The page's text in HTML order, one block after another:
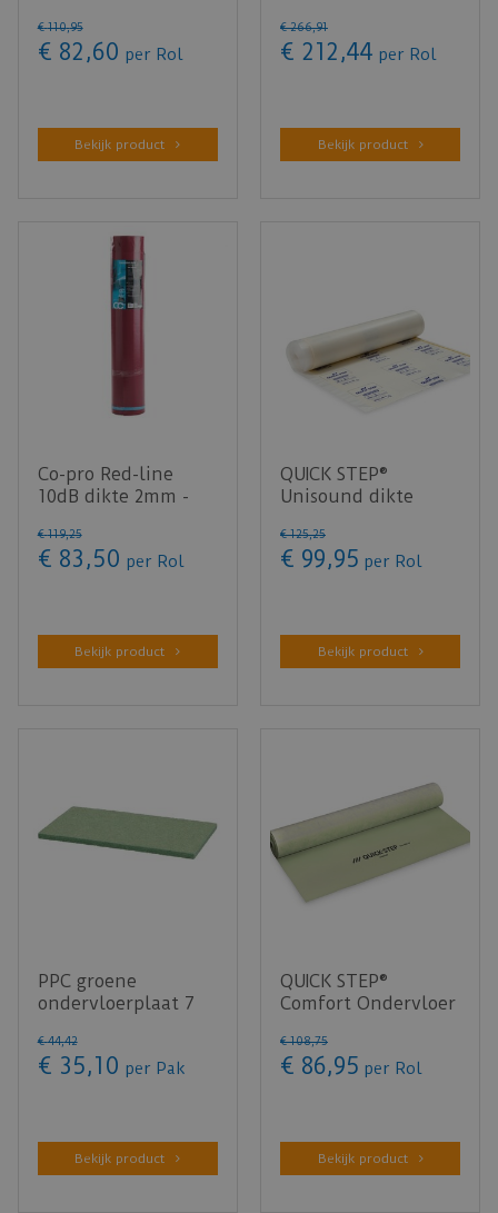
€ 110,95
€ 82 ,60 per Rol
Bekijk product
€ 266,91
€ 212 ,44 per Rol
Bekijk product
Co-pro Red-line
10dB dikte 2mm -
€ 119,25
€ 83 ,50 per Rol
Bekijk product
QUICK STEP®
Unisound dikte
€ 125,25
€ 99,95 per Rol
Bekijk product
PPC groene
ondervloerplaat 7
€ 44,42
€ 35,10 per Pak
Bekijk product
QUICK STEP®
Comfort Ondervloer
€ 108,75
€ 86,95 per Rol
Bekijk product